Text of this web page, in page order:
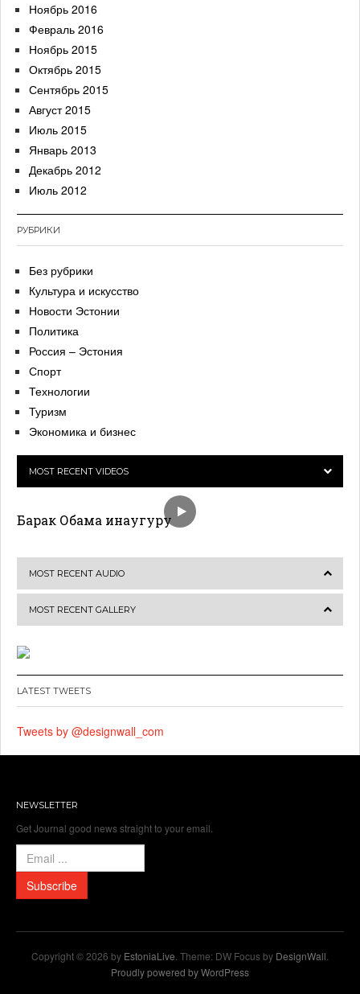
Ноябрь 2016
Февраль 2016
Ноябрь 2015
Октябрь 2015
Сентябрь 2015
Август 2015
Июль 2015
Январь 2013
Декабрь 2012
Июль 2012
РУБРИКИ
Без рубрики
Культура и искусство
Новости Эстонии
Политика
Россия – Эстония
Спорт
Технологии
Туризм
Экономика и бизнес
MOST RECENT VIDEOS
Барак Обама инаугуру
MOST RECENT AUDIO
MOST RECENT GALLERY
LATEST TWEETS
Tweets by @designwall_com
NEWSLETTER
Get Journal good news straight to your email.
Copyright © 2026 by EstoniaLive . Theme: DW Focus by DesignWall
Proudly powered by WordPress